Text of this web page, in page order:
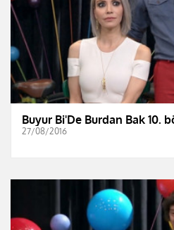
Buyur Bi'De Burdan Bak 10.
27/08/2016